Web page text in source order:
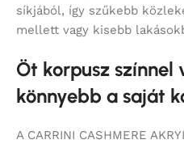
síkjából, így szűkebb
mellett vagy kisebb
Öt korpusz
könnyebb a saját
A CARRINI CASHMERE